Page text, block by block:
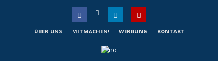
ÜBER UNS MITMACHEN! WERBUNG KONTAKT